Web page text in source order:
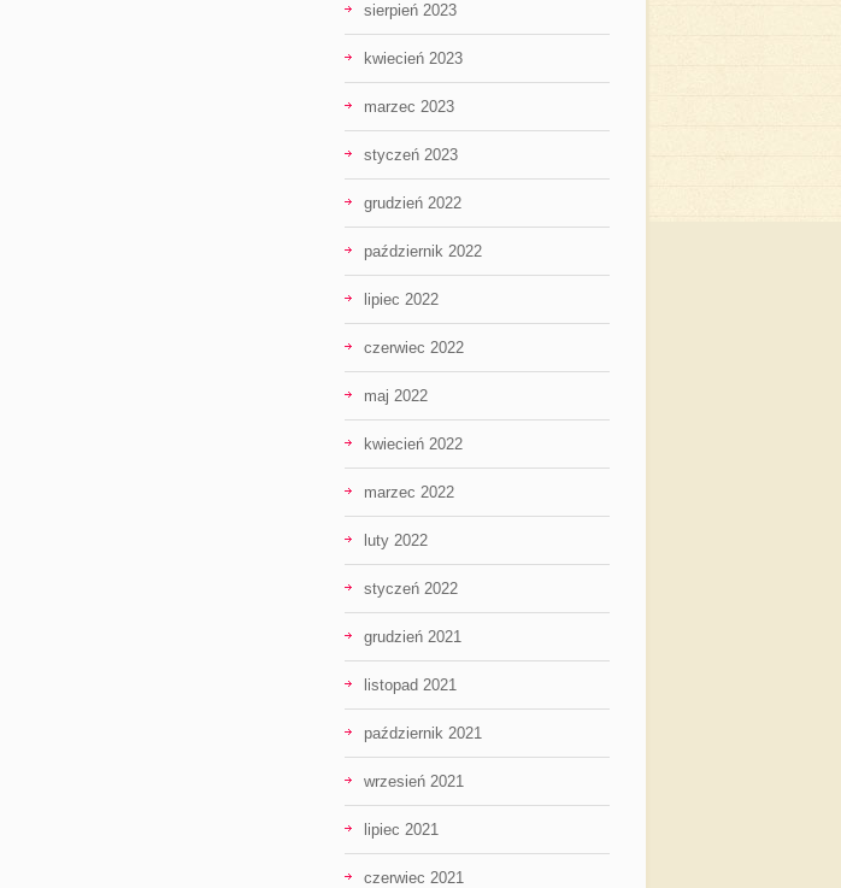
sierpień 2023
kwiecień 2023
marzec 2023
styczeń 2023
grudzień 2022
październik 2022
lipiec 2022
czerwiec 2022
maj 2022
kwiecień 2022
marzec 2022
luty 2022
styczeń 2022
grudzień 2021
listopad 2021
październik 2021
wrzesień 2021
lipiec 2021
czerwiec 2021